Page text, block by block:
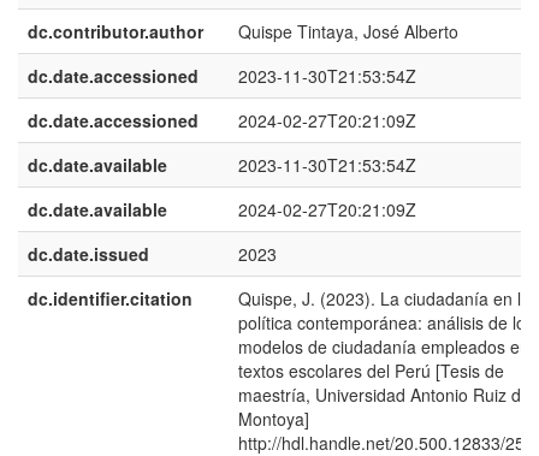
dc.contributor.author
Quispe Tintaya, José Alberto
dc.date.accessioned
2023-11-30T21:53:54Z
dc.date.accessioned
2024-02-27T20:21:09Z
dc.date.available
2023-11-30T21:53:54Z
dc.date.available
2024-02-27T20:21:09Z
dc.date.issued
2023
dc.identifier.citation
Quispe, J. (2023). La ciudadanía en la
política contemporánea: análisis de los
modelos de ciudadanía empleados en
textos escolares del Perú [Tesis de
maestría, Universidad Antonio Ruiz de
Montoya]
http://hdl.handle.net/20.500.12833/